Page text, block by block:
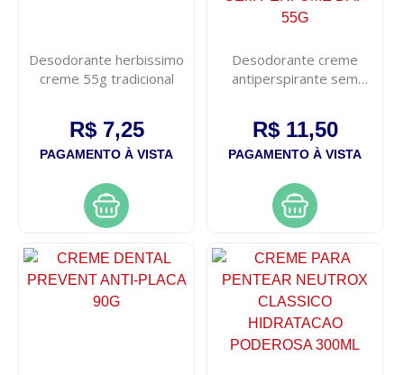
Desodorante herbissimo
creme 55g tradicional
R$ 7,25
PAGAMENTO À VISTA
Desodorante creme
antiperspirante sem
R$ 11,50
PAGAMENTO À VISTA